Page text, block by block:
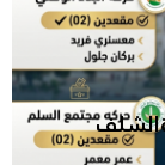
الشلف